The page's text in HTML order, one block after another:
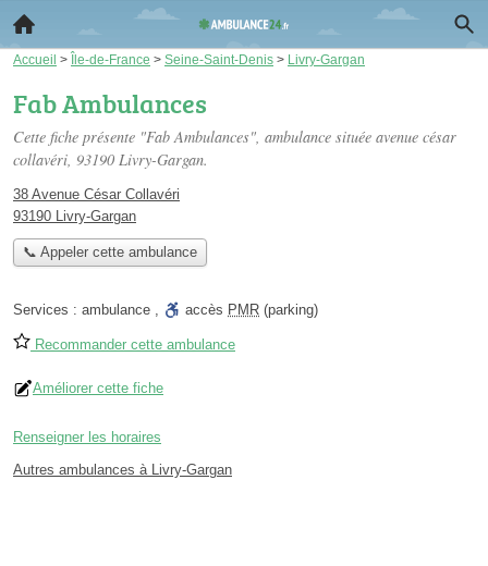
Accueil > Île-de-France > Seine-Saint-Denis > Livry-Gargan
Fab Ambulances
Cette fiche présente "Fab Ambulances", ambulance située avenue césar
collavéri, 93190 Livry-Gargan.
38 Avenue César Collavéri
93190 Livry-Gargan
📞 Appeler cette ambulance
Services : ambulance , accès PMR (parking)
Recommander cette ambulance
Améliorer cette fiche
Renseigner les horaires
Autres ambulances à Livry-Gargan